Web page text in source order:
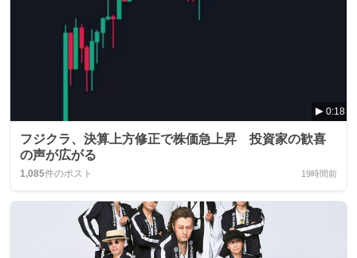
0:18
フジクラ、決算上方修正で株価急上昇 投資家の歓喜
の声が広がる
1,085件のポスト 19時間前